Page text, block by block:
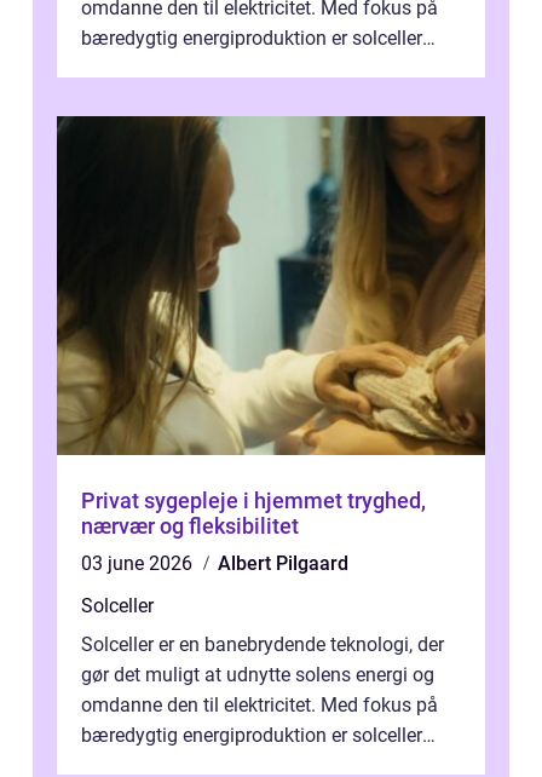
omdanne den til elektricitet. Med fokus på
bæredygtig energiproduktion er solceller
Privat sygepleje i hjemmet tryghed,
nærvær og fleksibilitet
03 june 2026
Albert Pilgaard
Solceller
Solceller er en banebrydende teknologi, der
gør det muligt at udnytte solens energi og
omdanne den til elektricitet. Med fokus på
bæredygtig energiproduktion er solceller